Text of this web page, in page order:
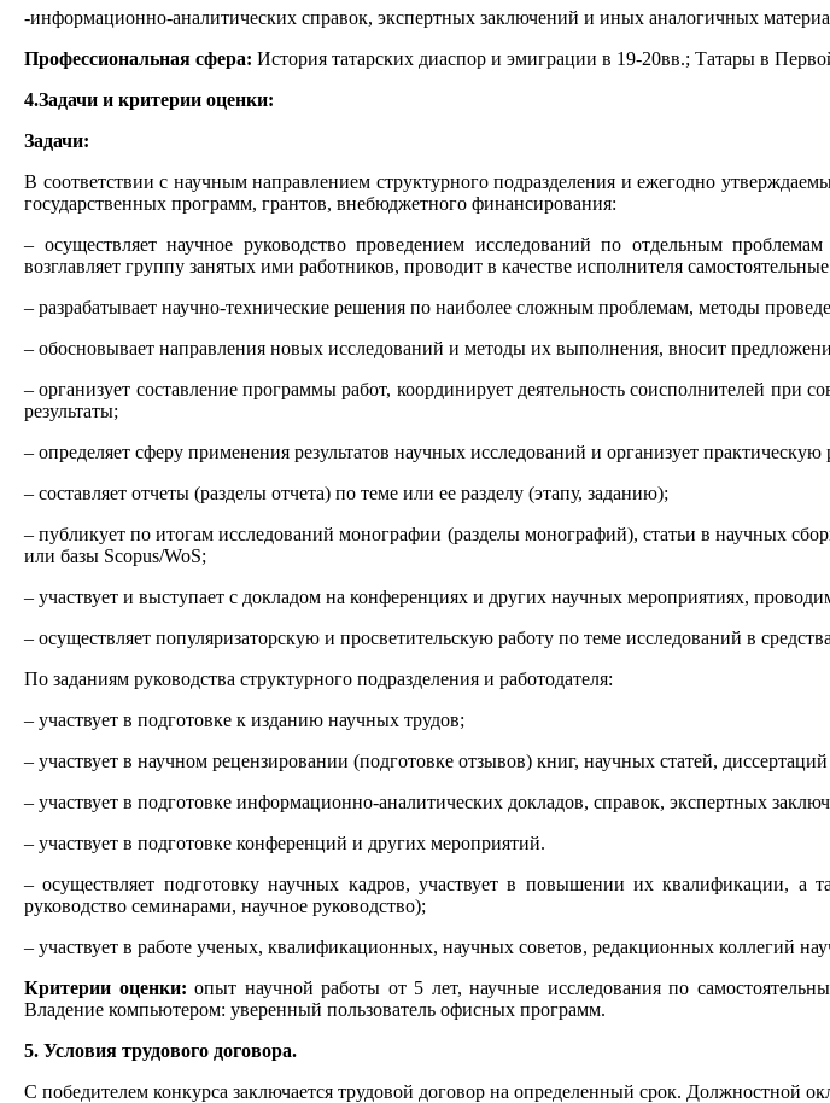
-информационно-аналитических справок, экспертных заключений и иных аналогичных
Профессиональная сфера: История татарских диаспор и эмиграции в 19-20вв.; Татары в
4.Задачи и критерии оценки:
Задачи:
В соответствии с научным направлением структурного подразделения и ежегодно
государственных программ, грантов, внебюджетного финансирования:
– осуществляет научное руководство проведением исследований по отдельным
возглавляет группу занятых ими работников, проводит в качестве исполнителя
– разрабатывает научно-технические решения по наиболее сложным проблемам, методы
– обосновывает направления новых исследований и методы их выполнения, вносит
– организует составление программы работ, координирует деятельность соисполнителей
результаты;
– определяет сферу применения результатов научных исследований и организует практическую
– составляет отчеты (разделы отчета) по теме или ее разделу (этапу, заданию);
– публикует по итогам исследований монографии (разделы монографий), статьи в научных
или базы Scopus/WoS;
– участвует и выступает с докладом на конференциях и других научных мероприятиях,
– осуществляет популяризаторскую и просветительскую работу по теме исследований в
По заданиям руководства структурного подразделения и работодателя:
– участвует в подготовке к изданию научных трудов;
– участвует в научном рецензировании (подготовке отзывов) книг, научных статей,
– участвует в подготовке информационно-аналитических докладов, справок, экспертных
– участвует в подготовке конференций и других мероприятий.
– осуществляет подготовку научных кадров, участвует в повышении их квалификации, а
руководство семинарами, научное руководство);
– участвует в работе ученых, квалификационных, научных советов, редакционных коллегий
Критерии оценки: опыт научной работы от 5 лет, научные исследования по
Владение компьютером: уверенный пользователь офисных программ.
5. Условия трудового договора.
С победителем конкурса заключается трудовой договор на определенный срок. Должностной